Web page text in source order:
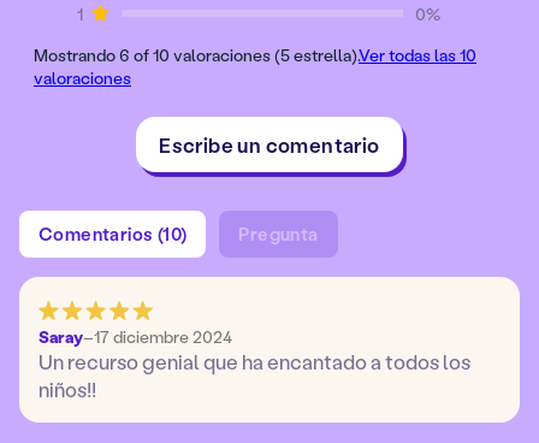
1
0%
Mostrando 6 of 10 valoraciones (5 estrella).Ver todas las 10
valoraciones
Escribe un comentario
Comentarios (10) Pregunta
Saray–17 diciembre 2024
Un recurso genial que ha encantado a todos los
niños!!